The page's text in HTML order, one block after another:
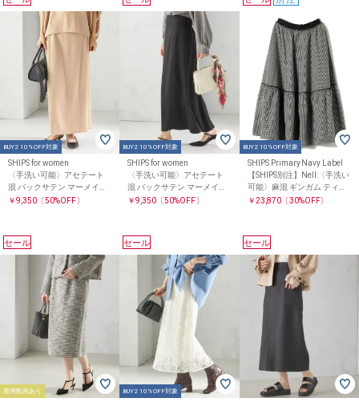
BUY2 10%OFF対象
SHIPS for women
〈手洗い可能〉アセテート
混 バックサテン マーメイド
スカート
￥9,350〔50%OFF〕
BUY2 10%OFF対象
SHIPS for women
〈手洗い可能〉アセテート
混 バックサテン マーメイド
スカート
￥9,350 〔50%OFF〕
BUY2 10%OFF対象
SHIPS Primary Navy Label
【SHIPS別注】Nell:〈手洗い
可能〉麻混 ギンガム ティア
ード スカート
￥23,870〔30%OFF〕
セール
着用動画あり
セール
BUY2 10%OFF対象
セール